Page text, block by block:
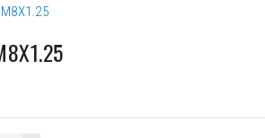
M8X1.25